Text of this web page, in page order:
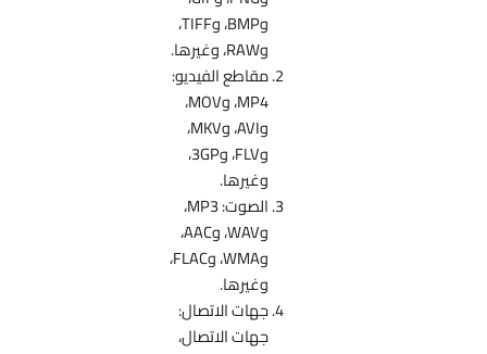
وBMP، وTIFF،
مقاطع الفيديو:
MP4، وMOV،
وAVI، وMKV،
وFLV، و3GP،
وغيرها.
الصوت: MP3،
وWAV، وAAC،
وWMA، وFLAC،
وغيرها.
جهات الاتصال:
جهات الاتصال،